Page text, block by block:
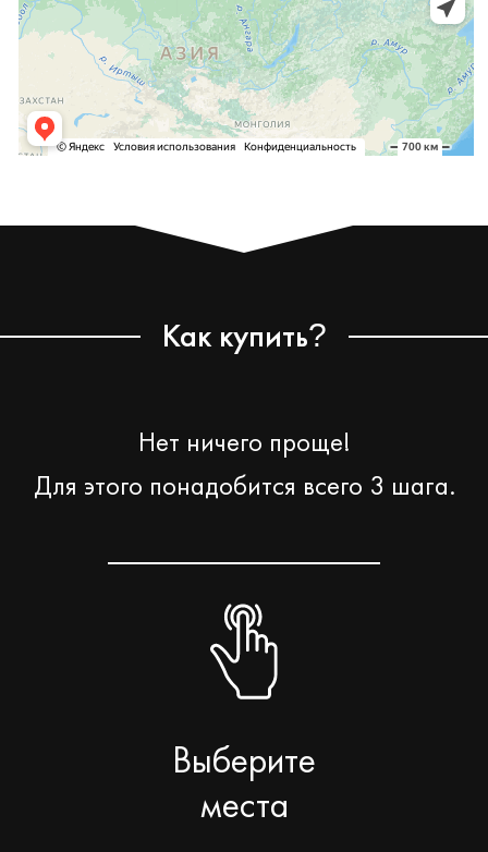
Как купить?
Нет ничего проще!
Для этого понадобится всего 3 шага.
Выберите
места